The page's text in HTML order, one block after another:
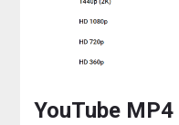
YouTube